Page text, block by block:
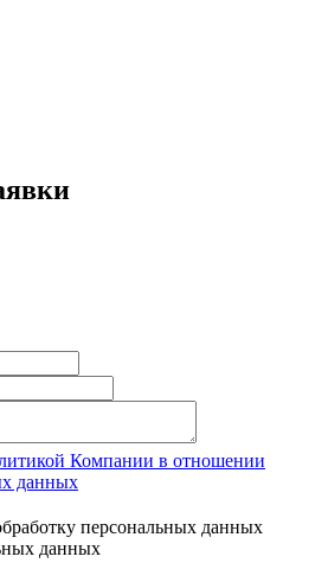
Компании в отношении
данных
персональных данных
данных